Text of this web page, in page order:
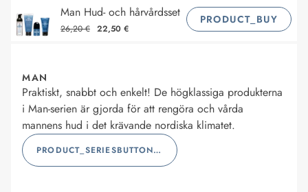
Man Hud- och hårvårdsset
26,20 € 22,50 €
PRODUCT_BUY
MAN
Praktiskt, snabbt och enkelt! De högklassiga produkterna
i Man-serien är gjorda för att rengöra och vårda
mannens hud i det krävande nordiska klimatet.
PRODUCT_SERIESBUTTONLABEL